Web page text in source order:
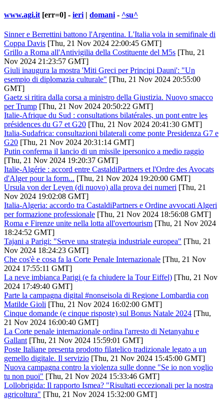
www.agi.it [err=0] - ieri | domani - ^su^
Sinner e Berrettini battono l'Argentina. L'Italia vola in semifinale di
Coppa Davis [Thu, 21 Nov 2024 22:00:45 GMT]
Grillo a Roma all'Antivigilia della Costituente del M5s [Thu, 21
Nov 2024 21:23:57 GMT]
Giuli inaugura la mostra 'Miti Greci per Principi Dauni': "Un
esempio di diplomazia culturale" [Thu, 21 Nov 2024 20:55:00
GMT]
Gaetz si ritira dalla corsa a ministro della Giustizia. Nuovo smacco
per Trump [Thu, 21 Nov 2024 20:50:22 GMT]
Italie-Afrique du Sud : consultations bilatérales, un pont entre les
présidences du G7 et G20 [Thu, 21 Nov 2024 20:41:30 GMT]
Italia-Sudafrica: consultazioni bilaterali come ponte Presidenza G7 e
G20 [Thu, 21 Nov 2024 20:31:14 GMT]
Putin conferma il lancio di un missile ipersonico a medio raggio
[Thu, 21 Nov 2024 19:20:37 GMT]
Italie-Algérie : accord entre CastaldiPartners et l'Ordre des Avocats
d'Alger pour la form... [Thu, 21 Nov 2024 19:20:00 GMT]
Ursula von der Leyen (di nuovo) alla prova dei numeri [Thu, 21
Nov 2024 19:02:08 GMT]
Italia-Algeria: accordo tra CastaldiPartners e Ordine avvocati Algeri
per formazione professionale [Thu, 21 Nov 2024 18:56:08 GMT]
Roma e Firenze unite nella lotta all'overtourism [Thu, 21 Nov 2024
18:24:52 GMT]
Tajani a Parigi: "Serve una strategia industriale europea" [Thu, 21
Nov 2024 18:24:23 GMT]
Che cos'è e cosa fa la Corte Penale Internazionale [Thu, 21 Nov
2024 17:55:11 GMT]
La neve imbianca Parigi (e fa chiudere la Tour Eiffel) [Thu, 21 Nov
2024 17:49:40 GMT]
Parte la campagna digital #nonseisola di Regione Lombardia con
Matilde Gioli [Thu, 21 Nov 2024 16:02:00 GMT]
Cinque domande (e cinque risposte) sul Bonus Natale 2024 [Thu,
21 Nov 2024 16:00:40 GMT]
La Corte penale internazionale ordina l'arresto di Netanyahu e
Gallant [Thu, 21 Nov 2024 15:59:01 GMT]
Poste Italiane presenta prodotto filatelico tradizionale legato a un
gemello digitale. Il servizio [Thu, 21 Nov 2024 15:45:00 GMT]
Nuova campagna contro la violenza sulle donne "Se io non voglio
tu non puoi" [Thu, 21 Nov 2024 15:33:46 GMT]
Lollobrigida: Il rapporto Ismea? "Risultati eccezionali per la nostra
agricoltura" [Thu, 21 Nov 2024 15:32:00 GMT]